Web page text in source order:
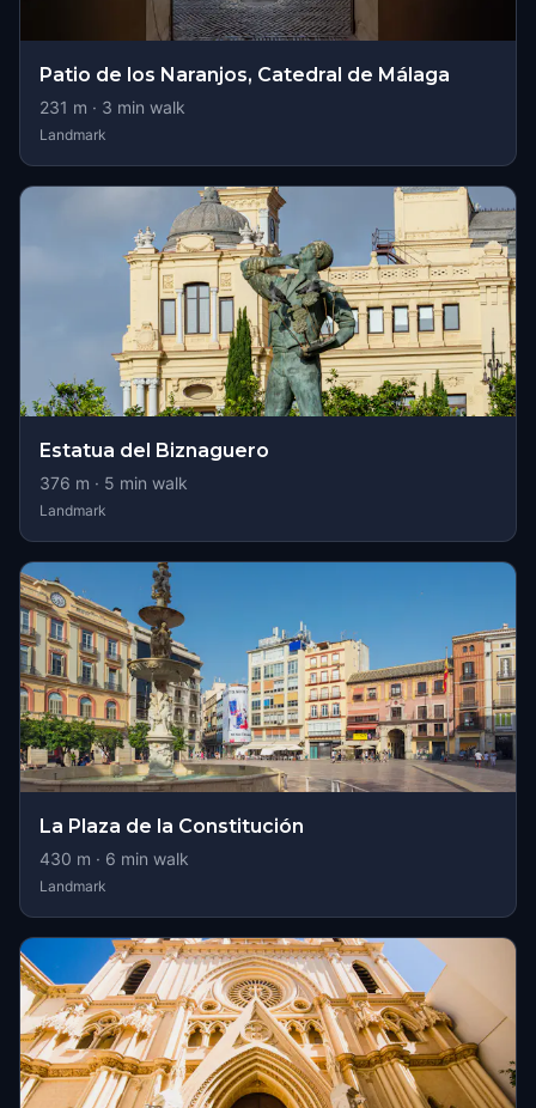
Patio de los Naranjos, Catedral de Málaga
231 m · 3 min walk
Landmark
Estatua del Biznaguero
376 m · 5 min walk
Landmark
La Plaza de la Constitución
430 m · 6 min walk
Landmark